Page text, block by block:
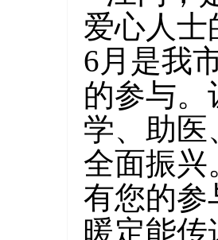
爱心人士
6月是我
的参与
学、助医
全面振兴
有您的参
暖定能传